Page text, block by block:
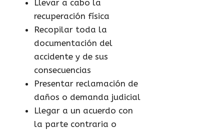
Llevar a cabo la
recuperación física
Recopilar toda la
documentación del
accidente y de sus
consecuencias
Presentar reclamación de
daños o demanda judicial
Llegar a un acuerdo con
la parte contraria o